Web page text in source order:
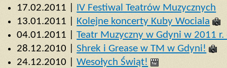
17.02.2011 |
IV Festiwal Teatrów Muzycznych
13.01.2011 |
Kolejne koncerty Kuby Wociala
04.01.2011 |Teatr Muzyczny w Gdyni w 2011
28.12.2010 |Shrek i Grease w TM w Gdyni!
24.12.2010 |Wesołych Świąt!